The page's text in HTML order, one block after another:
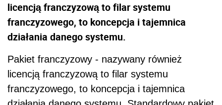
licencją franczyzową to filar systemu
franczyzowego, to koncepcja i tajemnica
działania danego systemu.
Pakiet franczyzowy - nazywany również
licencją franczyzową to filar systemu
franczyzowego, to koncepcja i tajemnica